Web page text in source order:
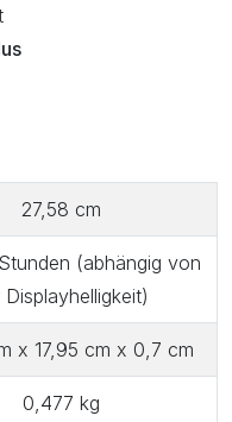
27,58 cm
(abhängig von
Displayhelligkeit)
x 17,95 cm x 0,7 cm
0,477 kg